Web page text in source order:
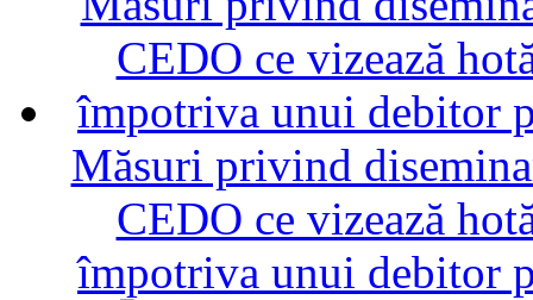
Măsuri privind
CEDO ce vizează
împotriva unui debitor